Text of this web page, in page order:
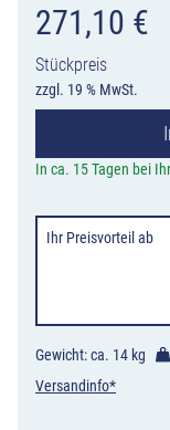
271,10 €
Stückpreis
zzgl. 19 % MwSt.
In ca. 15 Tagen bei
Ihr Preisvorteil ab
Gewicht: ca. 14 kg
Versandinfo*